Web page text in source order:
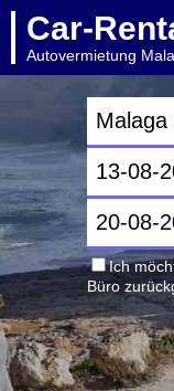
Car-
Autovermietung
Ich
Büro